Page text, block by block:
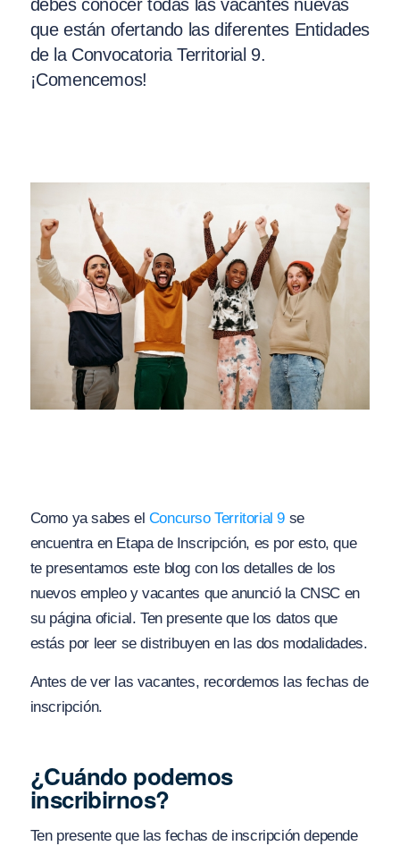
debes conocer todas las vacantes nuevas
que están ofertando las diferentes Entidades
de la Convocatoria Territorial 9.
¡Comencemos!
Como ya sabes el Concurso Territorial 9 se
encuentra en Etapa de Inscripción, es por esto, que
te presentamos este blog con los detalles de los
nuevos empleo y vacantes que anunció la CNSC en
su página oficial. Ten presente que los datos que
estás por leer se distribuyen en las dos modalidades.
Antes de ver las vacantes, recordemos las fechas de
inscripción.
¿Cuándo podemos
inscribirnos?
Ten presente que las fechas de inscripción depende